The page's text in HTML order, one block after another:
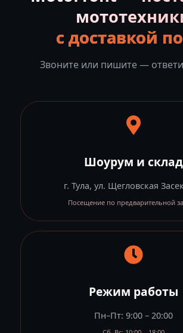
с доставкой
Звоните или пишите —
Шоурум и склад
г. Тула, ул. Щегловская
Посещение по предварительной
Режим работы
Пн–Пт: 9:00 – 20:00